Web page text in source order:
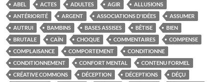
ABEL ACTES ADULTES AGIR
ALLUSIONS
ANTÉRIORITÉ
ARGENT ASSOCIATIONS D'IDÉES
ASSUMER
AUTRUI
BAMBINS BASES ASSISES BÊTISE
BIEN
BRUTALE
CAÏN CHOQUE COMMENTAIRES
COMPENSE
COMPLAISANCE
COMPORTEMENT
CONDITIONNE
CONDITIONNEMENT
CONFORT MENTAL
CONTENU FORMEL
CRÉATIVE COMMONS
DÉCEPTION DÉCEPTIONS
DÉÇU